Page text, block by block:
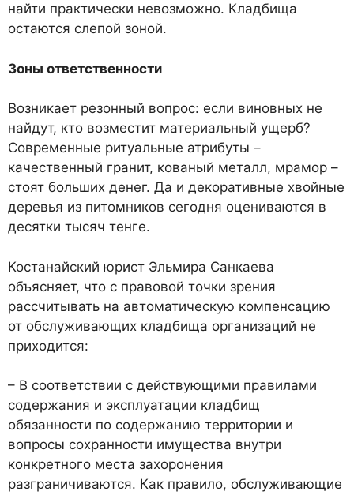
найти практически невозможно. Кладбища
остаются слепой зоной.
Зоны ответственности
Возникает резонный вопрос: если виновных не
найдут, кто возместит материальный ущерб?
Современные ритуальные атрибуты –
качественный гранит, кованый металл, мрамор –
стоят больших денег. Да и декоративные хвойные
деревья из питомников сегодня оцениваются в
десятки тысяч тенге.
Костанайский юрист Эльмира Санкаева
объясняет, что с правовой точки зрения
рассчитывать на автоматическую компенсацию
от обслуживающих кладбища организаций не
приходится:
– В соответствии с действующими правилами
содержания и эксплуатации кладбищ
обязанности по содержанию территории и
вопросы сохранности имущества внутри
конкретного места захоронения
разграничиваются. Как правило, обслуживающие